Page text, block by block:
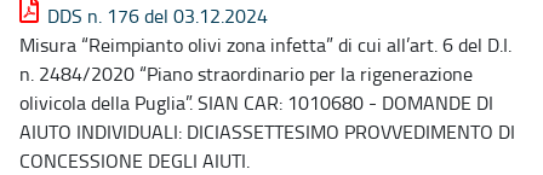
DDS n. 176 del 03.12.2024
Misura “Reimpianto olivi zona infetta” di cui all’art. 6 del D.I.
n. 2484/2020 “Piano straordinario per la rigenerazione
olivicola della Puglia”. SIAN CAR: 1010680 - DOMANDE DI
AIUTO INDIVIDUALI: DICIASSETTESIMO PROVVEDIMENTO DI
CONCESSIONE DEGLI AIUTI.